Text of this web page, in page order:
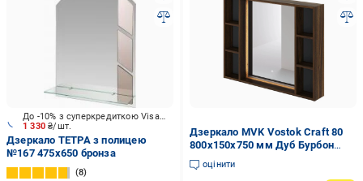
1 330₴/шт.
До -10% з суперкредиткою Visa Вигода
Дзеркало ТЕТРА з полицею
№167 475x650 бронза
8
Дзеркало MVK Vostok Craft 80
800х150х750 мм Дуб Бурбон
(8142br)
оцінити